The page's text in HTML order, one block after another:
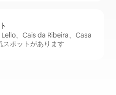
、Cais da Ribeira、Casa
ポットがあります